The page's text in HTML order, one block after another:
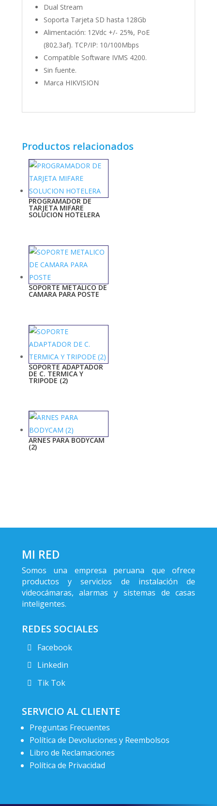
Dual Stream
Soporta Tarjeta SD hasta 128Gb
Alimentación: 12Vdc +/- 25%, PoE
(802.3af). TCP/IP: 10/100Mbps
Compatible Software IVMS 4200.
Sin fuente.
Marca HIKVISION
Productos relacionados
PROGRAMADOR DE
TARJETA MIFARE
SOLUCION HOTELERA
SOPORTE METALICO DE
CAMARA PARA POSTE
SOPORTE ADAPTADOR
DE C. TERMICA Y
TRIPODE (2)
ARNES PARA BODYCAM
(2)
MI RED
Somos una empresa peruana que ofrece
productos y servicios de instalación de
videocámaras, alarmas y sistemas de casas
inteligentes.
REDES SOCIALES
Facebook
Linkedin
Tik Tok
SERVICIO AL CLIENTE
Preguntas Frecuentes
Política de Devoluciones y Reembolsos
Libro de Reclamaciones
Política de Privacidad